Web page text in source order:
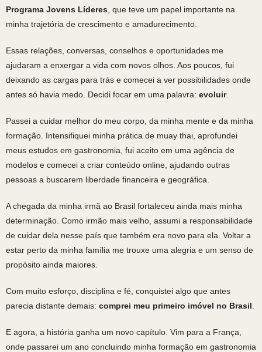
Programa Jovens Líderes , que teve um papel importante na
minha trajetória de crescimento e amadurecimento.
Essas relações, conversas, conselhos e oportunidades me
ajudaram a enxergar a vida com novos olhos. Aos poucos, fui
deixando as cargas para trás e comecei a ver possibilidades onde
antes só havia medo. Decidi focar em uma palavra: evoluir.
Passei a cuidar melhor do meu corpo, da minha mente e da minha
formação. Intensifiquei minha prática de muay thai, aprofundei
meus estudos em gastronomia, fui aceito em uma agência de
modelos e comecei a criar conteúdo online, ajudando outras
pessoas a buscarem liberdade financeira e geográfica.
A chegada da minha irmã ao Brasil fortaleceu ainda mais minha
determinação. Como irmão mais velho, assumi a responsabilidade
de cuidar dela nesse país que também era novo para ela. Voltar a
estar perto da minha família me trouxe uma alegria e um senso de
propósito ainda maiores.
Com muito esforço, disciplina e fé, conquistei algo que antes
parecia distante demais: comprei meu primeiro imóvel no Brasil
E agora, a história ganha um novo capítulo. Vim para a França,
onde passarei um ano concluindo minha formação em gastronomia